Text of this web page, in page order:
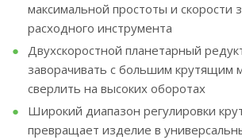
максимальной простоты и скорости
расходного инструмента
Двухскоростной планетарный
заворачивать с большим крутящим
сверлить на высоких оборотах
Широкий диапазон регулировки
превращает изделие в